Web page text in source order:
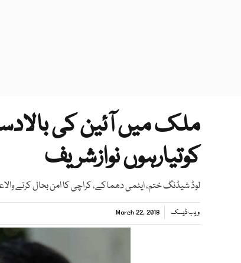
ملک میں آئین کی
کوتیارہوں نوازشریف
لوڈ شیڈنگ ختم، ایٹمی دھماکے، کراچی کا امن بحال کرنے
ویب ڈیسک March 22, 2018